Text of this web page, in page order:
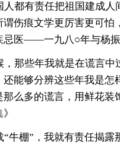
人都有责任把祖国建成人
伤痕文学更厉害更可怕
忌医——一九八○年与杨
，那些年我就是在谎言
能够分辨这些年我是怎
那么多的谎言，用鲜花
“牛棚”，我就有责任揭露